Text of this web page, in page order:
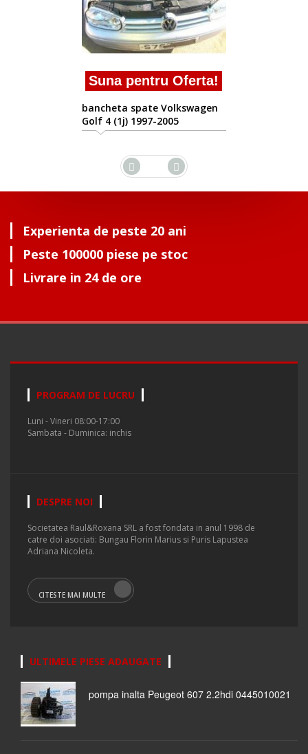
Suna pentru Oferta!
bancheta spate Volkswagen
Golf 4 (1j) 1997-2005
Experienta de peste 20 ani
Peste 100000 piese pe stoc
Livrare in 24 de ore
PROGRAM DE LUCRU
Luni - Vineri 08:00-17:00
Sambata - Duminica: inchis
DESPRE NOI
Societatea Raul&Roxana SRL a fost fondata in anul 1998 de
catre doi asociati: Bungau Florin Marius si Puris Lapustea
Adriana Nicoleta.
CITESTE MAI MULTE
ULTIMELE PIESE ADAUGATE
pompa inalta Peugeot 607 2.2hdi 0445010021